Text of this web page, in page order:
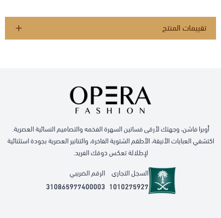
تقييمات المنتج
أوبرا فاشن، وجهتك لأرقى فساتين السهرة الفخمه والتصاميم النسائية العصرية.
اكتشفي العبايات الأنيقة، الأطقم الشتوية الفاخرة، والتنانير العصرية بجودة استثنائية
لإطلالة تعكس ذوقك الفريد.
السجل التجاري
1010275927
الرقم الضريبي
310865977400003